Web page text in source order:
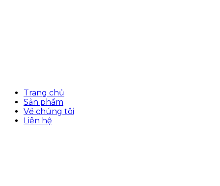
Trang chủ
Sản phẩm
Về chúng tôi
Liên hệ